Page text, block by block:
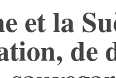
et la
de